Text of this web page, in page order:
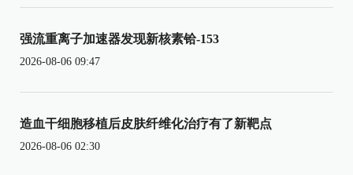
强流重离子加速器发现新核素铪-153
2026-08-06 09:47
造血干细胞移植后皮肤纤维化治疗有了新靶点
2026-08-06 02:30